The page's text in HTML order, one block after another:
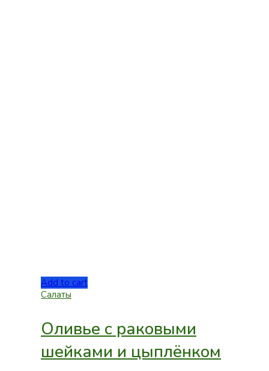
Add to cart
Салаты
Оливье с раковыми
шейками и цыплёнком